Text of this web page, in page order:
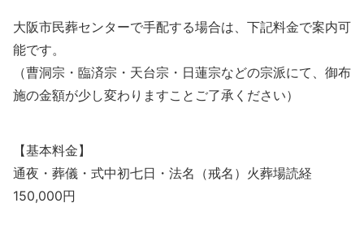
大阪市民葬センターで手配する場合は、下記料金で案内可
能です。
（曹洞宗・臨済宗・天台宗・日蓮宗などの宗派にて、御布
施の金額が少し変わりますことご了承ください）
【基本料金】
通夜・葬儀・式中初七日・法名（戒名）火葬場読経
150,000円